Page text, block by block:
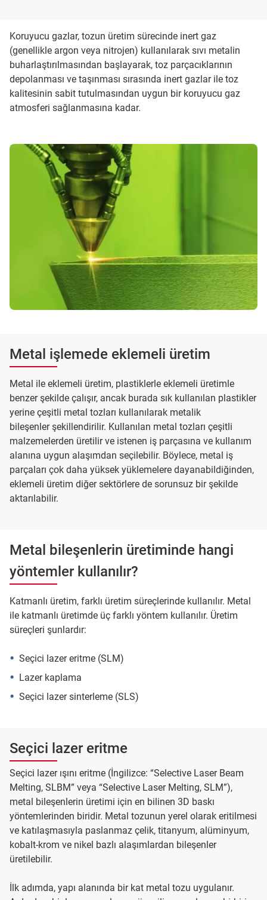
Koruyucu gazlar, tozun üretim sürecinde inert gaz
(genellikle argon veya nitrojen) kullanılarak sıvı metalin
buharlaştırılmasından başlayarak, toz parçacıklarının
depolanması ve taşınması sırasında inert gazlar ile toz
kalitesinin sabit tutulmasından uygun bir koruyucu gaz
atmosferi sağlanmasına kadar.
Metal işlemede eklemeli üretim
Metal ile eklemeli üretim, plastiklerle eklemeli üretimle
benzer şekilde çalışır, ancak burada sık kullanılan plastikler
yerine çeşitli metal tozları kullanılarak metalik
bileşenler şekillendirilir. Kullanılan metal tozları çeşitli
malzemelerden üretilir ve istenen iş parçasına ve kullanım
alanına uygun alaşımdan seçilebilir. Böylece, metal iş
parçaları çok daha yüksek yüklemelere dayanabildiğinden,
eklemeli üretim diğer sektörlere de sorunsuz bir şekilde
aktarılabilir.
Metal bileşenlerin üretiminde hangi
yöntemler kullanılır?
Katmanlı üretim, farklı üretim süreçlerinde kullanılır. Metal
ile katmanlı üretimde üç farklı yöntem kullanılır. Üretim
süreçleri şunlardır:
Seçici lazer eritme (SLM)
Lazer kaplama
Seçici lazer sinterleme (SLS)
Seçici lazer eritme
Seçici lazer ışını eritme (İngilizce: “Selective Laser Beam
Melting, SLBM” veya “Selective Laser Melting, SLM”),
metal bileşenlerin üretimi için en bilinen 3D baskı
yöntemlerinden biridir. Metal tozunun yerel olarak eritilmesi
ve katılaşmasıyla paslanmaz çelik, titanyum, alüminyum,
kobalt-krom ve nikel bazlı alaşımlardan bileşenler
üretilebilir.
İlk adımda, yapı alanında bir kat metal tozu uygulanır.